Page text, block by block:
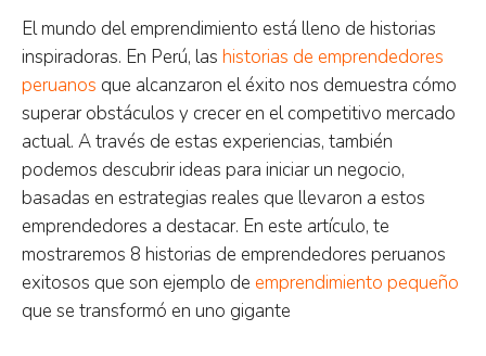
El mundo del emprendimiento está lleno de historias
inspiradoras. En Perú, las historias de emprendedores
peruanos que alcanzaron el éxito nos demuestra cómo
superar obstáculos y crecer en el competitivo mercado
actual. A través de estas experiencias, también
podemos descubrir ideas para iniciar un negocio,
basadas en estrategias reales que llevaron a estos
emprendedores a destacar. En este artículo, te
mostraremos 8 historias de emprendedores peruanos
exitosos que son ejemplo de emprendimiento pequeño
que se transformó en uno gigante